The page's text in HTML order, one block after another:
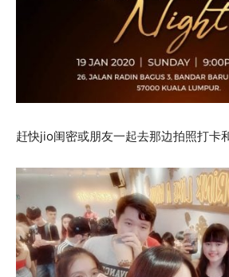
赶快jio闺密或朋友一起去那边拍照打卡